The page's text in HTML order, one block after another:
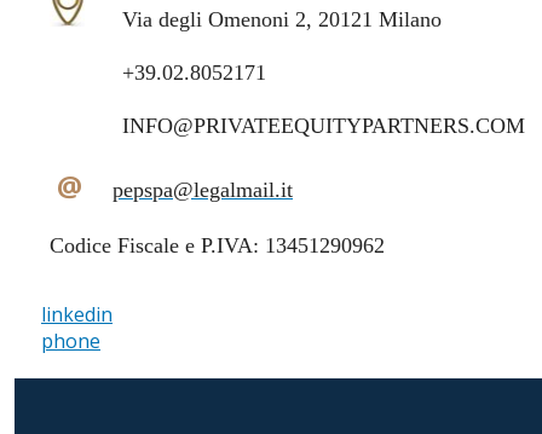
Via degli Omenoni 2, 20121 Milano
+39.02.8052171
INFO@PRIVATEEQUITYPARTNERS.COM
@ pepspa@legalmail.it
Codice Fiscale e P.IVA: 13451290962
linkedin
phone